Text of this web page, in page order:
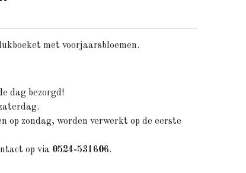
met voorjaarsbloemen.
dag bezorgd!
op zondag, worden verwerkt op de eerste
op via 0524-531606.